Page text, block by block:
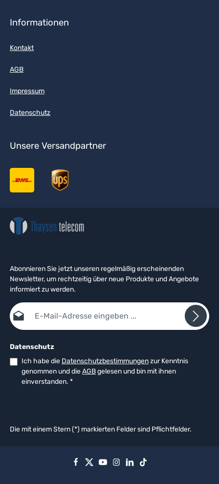
Informationen
Kontakt
AGB
Impressum
Datenschutz
Unsere Versandpartner
Abonnieren Sie jetzt unseren regelmäßig erscheinenden
Newsletter, um rechtzeitig über neue Produkte und Angebote
informiert zu werden.
E-Mail-Adresse*
Datenschutz
Ich habe die Datenschutzbestimmungenzur Kenntnis
genommen und dieAGBgelesen und bin mit ihnen
einverstanden. *
Die mit einem Stern (*) markierten Felder sind Pflichtfelder.